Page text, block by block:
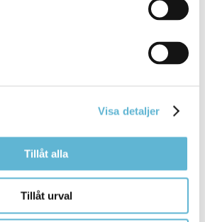
Visa detaljer
Tillåt alla
Tillåt urval
nämnder och utskott.Läs mer